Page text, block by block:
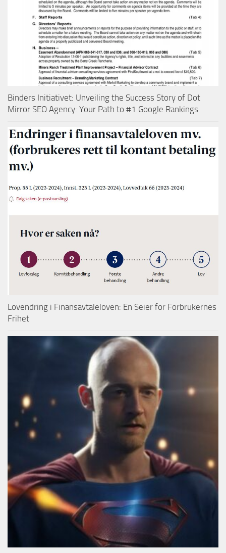
Binders Initiativet: Unveiling the Success Story of Dot
Mirror SEO Agency: Your Path to #1 Google Rankings
Lovendring i Finansavtaleloven: En Seier for Forbrukernes
Frihet